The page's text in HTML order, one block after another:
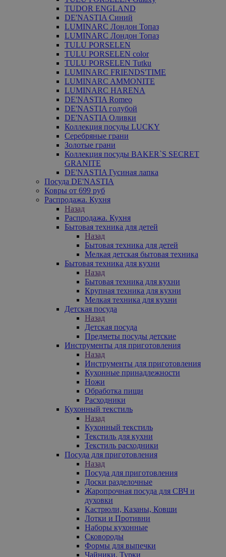
TUDOR ENGLAND
DE'NASTIA Синий
LUMINARC Лондон Топаз
LUMINARC Лондон Топаз
TULU PORSELEN
TULU PORSELEN color
TULU PORSELEN Tutku
LUMINARC FRIENDS'TIME
LUMINARC AMMONITE
LUMINARC HARENA
DE'NASTIA Romeo
DE'NASTIA голубой
DE'NASTIA Оливки
Коллекция посуды LUCKY
Серебряные грани
Золотые грани
Коллекция посуды BAKER`S SECRET
GRANITE
DE'NASTIA Гусиная лапка
Посуда DE'NASTIA
Ковры от 699 руб
Распродажа. Кухня
Назад
Распродажа. Кухня
Бытовая техника для детей
Назад
Бытовая техника для детей
Мелкая детская бытовая техника
Бытовая техника для кухни
Назад
Бытовая техника для кухни
Крупная техника для кухни
Мелкая техника для кухни
Детская посуда
Назад
Детская посуда
Предметы посуды детские
Инструменты для приготовления
Назад
Инструменты для приготовления
Кухонные принадлежности
Ножи
Обработка пищи
Расходники
Кухонный текстиль
Назад
Кухонный текстиль
Текстиль для кухни
Текстиль расходники
Посуда для приготовления
Назад
Посуда для приготовления
Доски разделочные
Жаропрочная посуда для СВЧ и
духовки
Кастрюли, Казаны, Ковши
Лотки и Противни
Наборы кухонные
Сковороды
Формы для выпечки
Чайники, Турки